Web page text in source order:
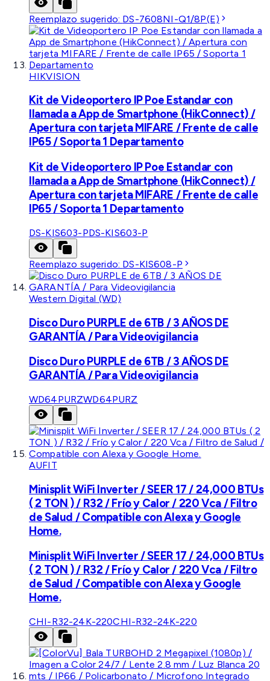
Reemplazo sugerido: DS-7608NI-Q1/8P(E)
HIKVISION
Kit de Videoportero IP Poe Estandar con
llamada a App de Smartphone (HikConnect) /
Apertura con tarjeta MIFARE / Frente de calle
IP65 / Soporta 1 Departamento
Kit de Videoportero IP Poe Estandar con
llamada a App de Smartphone (HikConnect) /
Apertura con tarjeta MIFARE / Frente de calle
IP65 / Soporta 1 Departamento
DS-KIS603-PDS-KIS603-P
Reemplazo sugerido: DS-KIS608-P
Western Digital (WD)
Disco Duro PURPLE de 6TB / 3 AÑOS DE
GARANTÍA / Para Videovigilancia
Disco Duro PURPLE de 6TB / 3 AÑOS DE
GARANTÍA / Para Videovigilancia
WD64PURZWD64PURZ
AUFIT
Minisplit WiFi Inverter / SEER 17 / 24,000 BTUs
( 2 TON ) / R32 / Frío y Calor / 220 Vca / Filtro
de Salud / Compatible con Alexa y Google
Home.
Minisplit WiFi Inverter / SEER 17 / 24,000 BTUs
( 2 TON ) / R32 / Frío y Calor / 220 Vca / Filtro
de Salud / Compatible con Alexa y Google
Home.
CHI-R32-24K-220CHI-R32-24K-220